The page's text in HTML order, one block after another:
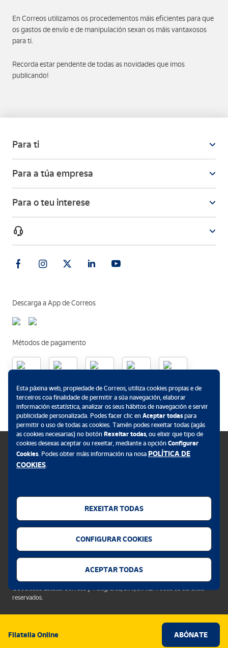
Filatelia Online ABÓNATE
En Correos utilizamos os procedementos máis eficientes para que
os gastos de envío e de manipulación sexan os máis vantaxosos
para ti.
Recorda estar pendente de todas as novidades que imos
publicando!
Para ti
Para a túa empresa
Para o teu interese
Descarga a App de Correos
Métodos de pagamento
Aviso legal
Alerta seguridade
Accesibilidade
©Sociedad Estatal Correos y Telégrafos, S.A., S.M.E. Todos os dereitos
reservados.
Esta páxina web, propiedade de Correos, utiliza cookies propias e de
terceiros coa finalidade de permitir a súa navegación, elaborar
información estatística, analizar os seus hábitos de navegación e servir
publicidade personalizada. Podes facer clic en Aceptar todaspara
permitir o uso de todas as cookies. Tamén podes rexeitar todas (agás
as cookies necesarias) no botón Rexeitar todas, ou elixir que tipo de
cookies desexas aceptar ou rexeitar, mediante a opción Configurar
Cookies. Podes obter máis información na nosa POLÍTICA DE
COOKIES.
REXEITAR TODAS
CONFIGURAR COOKIES
ACEPTAR TODAS